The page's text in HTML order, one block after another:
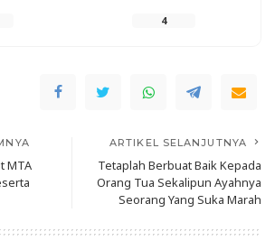
4
MTA
ARTIKEL SELANJUTNYA
Tetaplah Berbuat Baik Kepada
Orang Tua Sekalipun Ayahnya
Seorang Yang Suka Marah